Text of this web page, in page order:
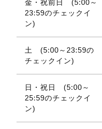
金・祝前日 (5:00～
23:59のチェックイ
ン)
土 (5:00～23:59の
チェックイン)
日・祝日 (5:00～
25:59のチェックイ
ン)